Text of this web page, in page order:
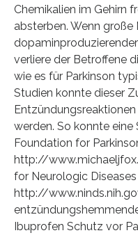
Chemikalien im Gehirn
absterben. Wenn große
verliere der Betroffene
wie es für Parkinson
Studien konnte dieser
werden. So konnte eine
Foundation for
http://
for Neurologic
http://
Ibuprofen Schutz vor